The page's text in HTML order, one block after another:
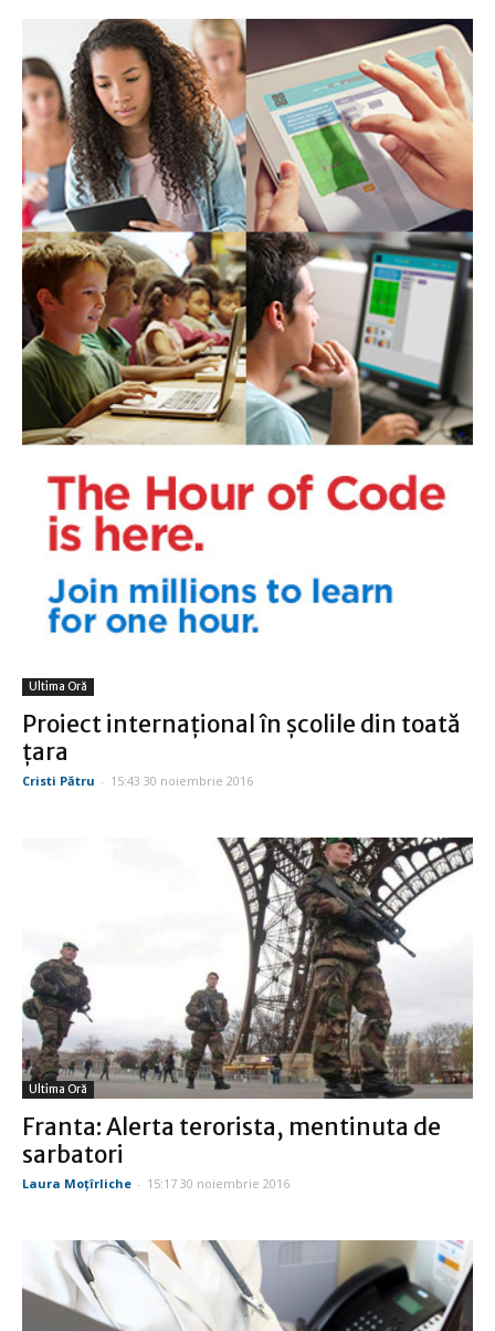
Ultima Oră
Proiect internaţional în şcolile din toată
ţara
Cristi Pătru - 15:43 30 noiembrie 2016
Ultima Oră
Franta: Alerta terorista, mentinuta de
sarbatori
Laura Moţîrliche - 15:17 30 noiembrie 2016